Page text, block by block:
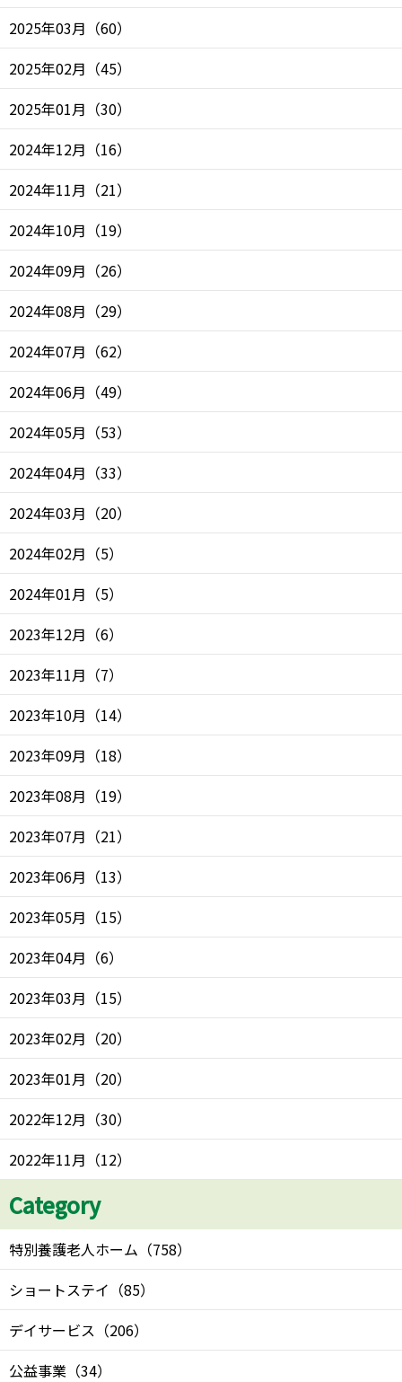
2025年03月 （60）
2025年02月 （45）
2025年01月 （30）
2024年12月 （16）
2024年11月 （21）
2024年10月 （19）
2024年09月 （26）
2024年08月 （29）
2024年07月 （62）
2024年06月 （49）
2024年05月 （53）
2024年04月 （33）
2024年03月 （20）
2024年02月 （5）
2024年01月 （5）
2023年12月 （6）
2023年11月 （7）
2023年10月 （14）
2023年09月 （18）
2023年08月 （19）
2023年07月 （21）
2023年06月 （13）
2023年05月 （15）
2023年04月 （6）
2023年03月 （15）
2023年02月 （20）
2023年01月 （20）
2022年12月 （30）
2022年11月 （12）
Category
特別養護老人ホーム （758）
ショートステイ （85）
デイサービス （206）
公益事業 （34）